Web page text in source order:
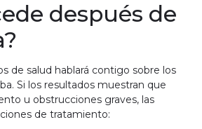
después de
de salud hablará contigo sobre los
Si los resultados muestran que
u obstrucciones graves, las
de tratamiento: